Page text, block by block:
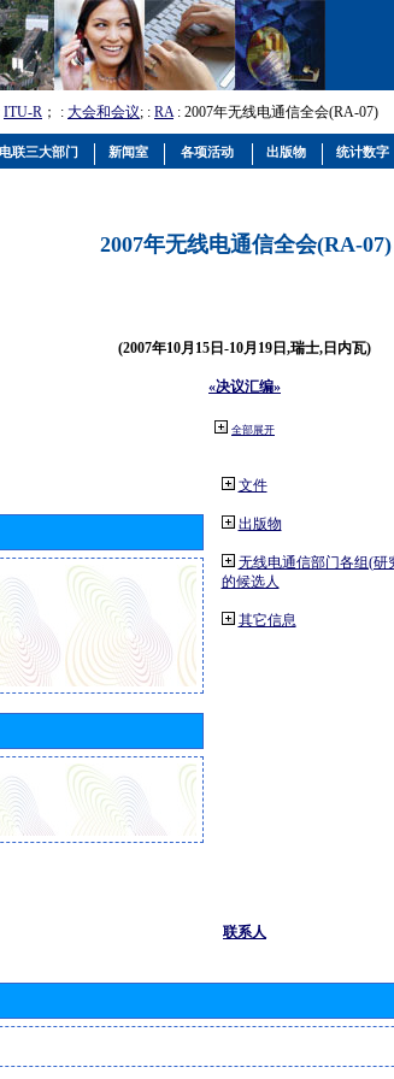
ITU-R ； : 大会和会议; : RA: 2007年无线电通信全会(RA-07)
2007年无线电通信全会(RA-07)
(2007年10月15日-10月19日,瑞士,日内瓦)
«决议汇编»
全部展开
文件
出版物
无线电通信部门各组(研
的候选人
其它信息
联系人
联三大部门 新闻室 各项活动 出版物 统计数字